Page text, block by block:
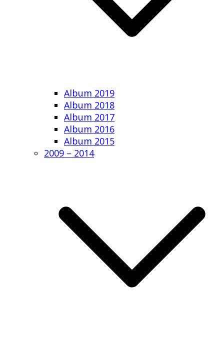
Album 2019
Album 2018
Album 2017
Album 2016
Album 2015
2009 – 2014